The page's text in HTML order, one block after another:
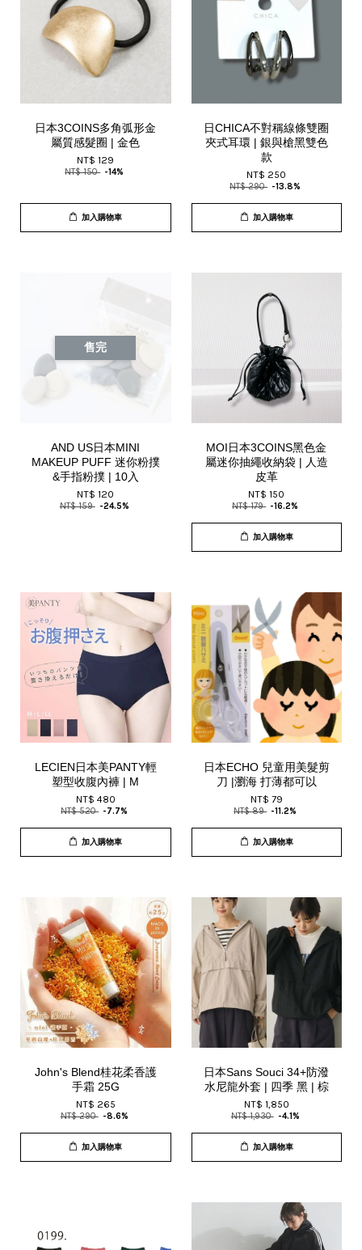
日本3COINS多角弧形金
屬質感髮圈 | 金色
NT$ 129
NT$ 150 -14%
加入購物車
日CHICA不對稱線條雙圈
夾式耳環 | 銀與槍黑雙色
款
NT$ 250
NT$ 290 -13.8%
加入購物車
售完
AND US日本MINI
MAKEUP PUFF 迷你粉撲
&手指粉撲 | 10入
NT$ 120
NT$ 159 -24.5%
MOI日本3COINS黑色金
屬迷你抽繩收納袋 | 人造
皮革
NT$ 150
NT$ 179 -16.2%
加入購物車
LECIEN日本美PANTY輕
塑型收腹內褲 | M
NT$ 480
NT$ 520 -7.7%
加入購物車
日本ECHO 兒童用美髮剪
刀 |瀏海 打薄都可以
NT$ 79
NT$ 89 -11.2%
加入購物車
John's Blend桂花柔香護
手霜 25G
NT$ 265
NT$ 290 -8.6%
加入購物車
日本Sans Souci 34+防潑
水尼龍外套 | 四季 黑 | 棕
NT$ 1,850
NT$ 1,930 -4.1%
加入購物車